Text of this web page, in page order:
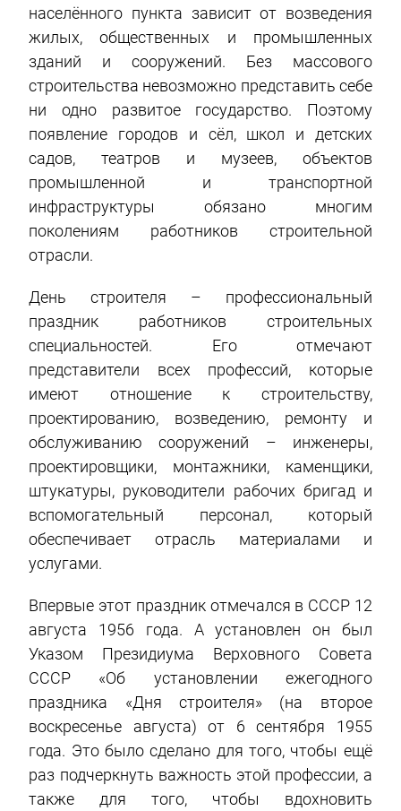
населённого пункта зависит от возведения
жилых, общественных и промышленных
зданий и сооружений. Без массового
строительства невозможно представить себе
ни одно развитое государство. Поэтому
появление городов и сёл, школ и детских
садов, театров и музеев, объектов
промышленной и транспортной
инфраструктуры обязано многим
поколениям работников строительной
отрасли.
День строителя – профессиональный
праздник работников строительных
специальностей. Его отмечают
представители всех профессий, которые
имеют отношение к строительству,
проектированию, возведению, ремонту и
обслуживанию сооружений – инженеры,
проектировщики, монтажники, каменщики,
штукатуры, руководители рабочих бригад и
вспомогательный персонал, который
обеспечивает отрасль материалами и
услугами.
Впервые этот праздник отмечался в СССР 12
августа 1956 года. А установлен он был
Указом Президиума Верховного Совета
СССР «Об установлении ежегодного
праздника «Дня строителя» (на второе
воскресенье августа) от 6 сентября 1955
года. Это было сделано для того, чтобы ещё
раз подчеркнуть важность этой профессии, а
также для того, чтобы вдохновить